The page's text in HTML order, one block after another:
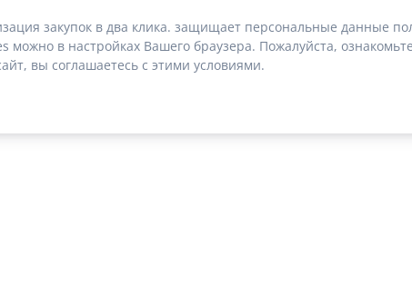
закупок в два клика. защищает персональные данные
можно в настройках Вашего браузера. Пожалуйста,
вы соглашаетесь с этими условиями.